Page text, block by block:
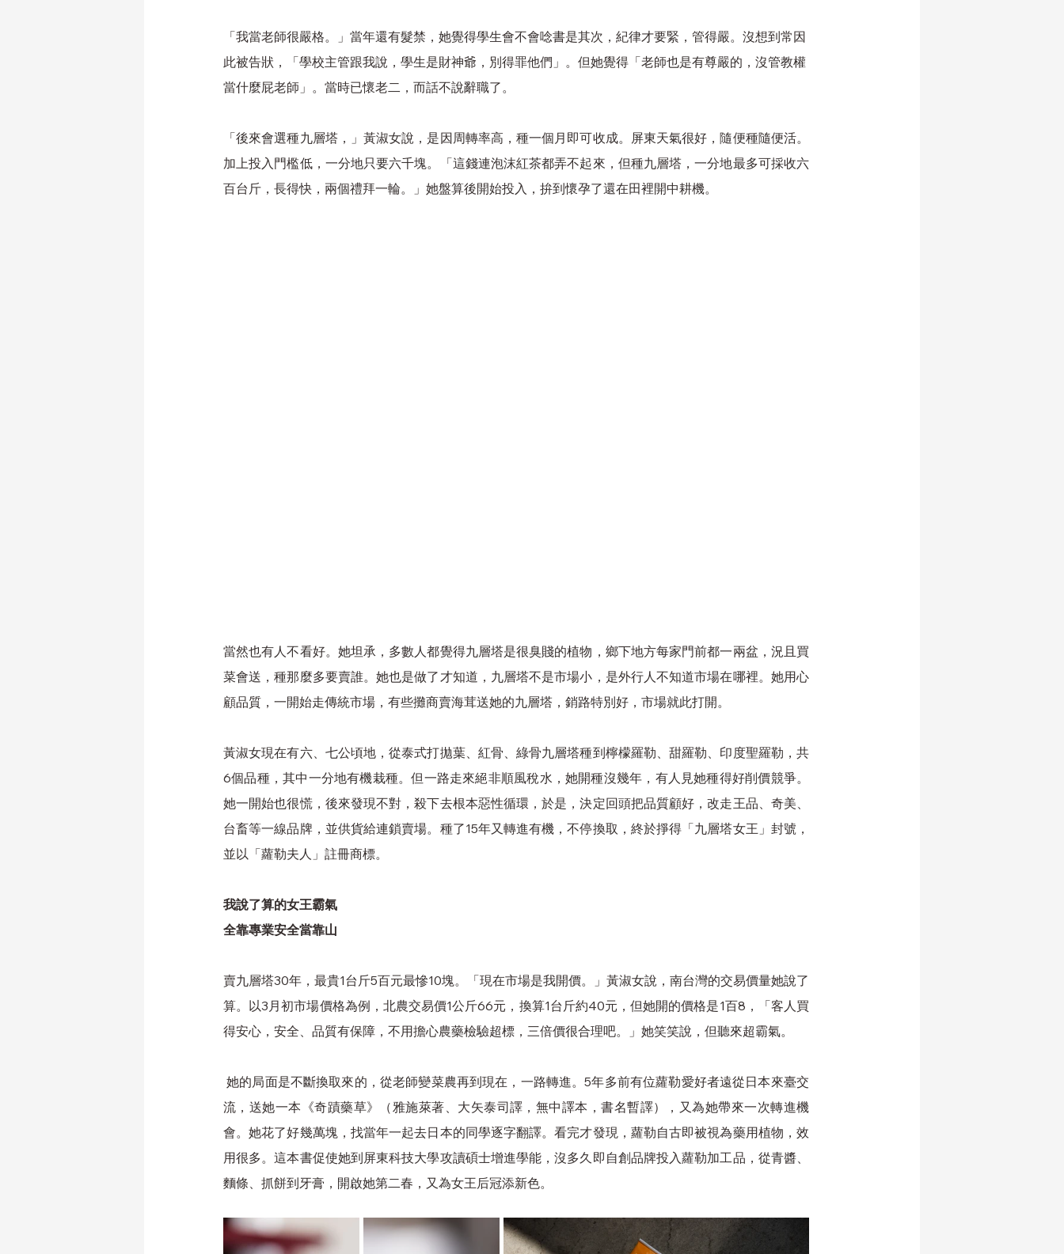
「我當老師很嚴格。」當年還有髮禁，她覺得學生會不會唸書是其次，紀律才要緊，管得嚴。沒想到常因
此被告狀，「學校主管跟我說，學生是財神爺，別得罪他們」。但她覺得「老師也是有尊嚴的，沒管教權
當什麼屁老師」。當時已懷老二，而話不說辭職了。
「後來會選種九層塔，」黃淑女說，是因周轉率高，種一個月即可收成。屏東天氣很好，隨便種隨便活。
加上投入門檻低，一分地只要六千塊。「這錢連泡沫紅茶都弄不起來，但種九層塔，一分地最多可採收六
百台斤，長得快，兩個禮拜一輪。」她盤算後開始投入，拚到懷孕了還在田裡開中耕機。
當然也有人不看好。她坦承，多數人都覺得九層塔是很臭賤的植物，鄉下地方每家門前都一兩盆，況且買
菜會送，種那麼多要賣誰。她也是做了才知道，九層塔不是市場小，是外行人不知道市場在哪裡。她用心
顧品質，一開始走傳統市場，有些攤商賣海茸送她的九層塔，銷路特別好，市場就此打開。
黃淑女現在有六、七公頃地，從泰式打拋葉、紅骨、綠骨九層塔種到檸檬羅勒、甜羅勒、印度聖羅勒，共
6個品種，其中一分地有機栽種。但一路走來絕非順風稅水，她開種沒幾年，有人見她種得好削價競爭。
她一開始也很慌，後來發現不對，殺下去根本惡性循環，於是，決定回頭把品質顧好，改走王品、奇美、
台畜等一線品牌，並供貨給連鎖賣場。種了15年又轉進有機，不停換取，終於掙得「九層塔女王」封號，
並以「蘿勒夫人」註冊商標。
我說了算的女王霸氣
全靠專業安全當靠山
賣九層塔30年，最貴1台斤5百元最慘10塊。「現在市場是我開價。」黃淑女說，南台灣的交易價量她說了
算。以3月初市場價格為例，北農交易價1公斤66元，換算1台斤約40元，但她開的價格是1百8，「客人買
得安心，安全、品質有保障，不用擔心農藥檢驗超標，三倍價很合理吧。」她笑笑說，但聽來超霸氣。
她的局面是不斷換取來的，從老師變菜農再到現在，一路轉進。5年多前有位蘿勒愛好者遠從日本來臺交
流，送她一本《奇蹟藥草》（雅施萊著、大矢泰司譯，無中譯本，書名暫譯），又為她帶來一次轉進機
會。她花了好幾萬塊，找當年一起去日本的同學逐字翻譯。看完才發現，蘿勒自古即被視為藥用植物，效
用很多。這本書促使她到屏東科技大學攻讀碩士增進學能，沒多久即自創品牌投入蘿勒加工品，從青醬、
麵條、抓餅到牙膏，開啟她第二春，又為女王后冠添新色。